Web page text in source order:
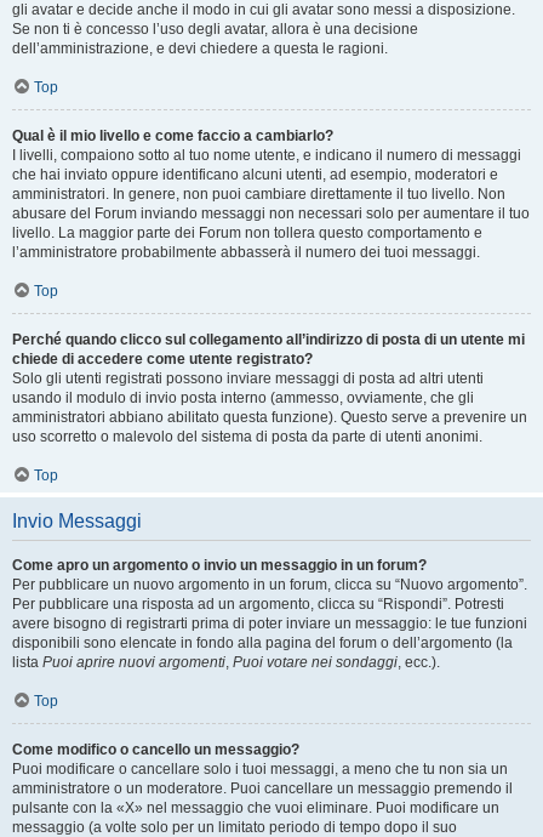
gli avatar e decide anche il modo in cui gli avatar sono messi a disposizione.
Se non ti è concesso l’uso degli avatar, allora è una decisione
dell’amministrazione, e devi chiedere a questa le ragioni.
Top
Qual è il mio livello e come faccio a cambiarlo?
I livelli, compaiono sotto al tuo nome utente, e indicano il numero di messaggi
che hai inviato oppure identificano alcuni utenti, ad esempio, moderatori e
amministratori. In genere, non puoi cambiare direttamente il tuo livello. Non
abusare del Forum inviando messaggi non necessari solo per aumentare il tuo
livello. La maggior parte dei Forum non tollera questo comportamento e
l’amministratore probabilmente abbasserà il numero dei tuoi messaggi.
Top
Perché quando clicco sul collegamento all’indirizzo di posta di un utente mi
chiede di accedere come utente registrato?
Solo gli utenti registrati possono inviare messaggi di posta ad altri utenti
usando il modulo di invio posta interno (ammesso, ovviamente, che gli
amministratori abbiano abilitato questa funzione). Questo serve a prevenire un
uso scorretto o malevolo del sistema di posta da parte di utenti anonimi.
Top
Invio Messaggi
Come apro un argomento o invio un messaggio in un forum?
Per pubblicare un nuovo argomento in un forum, clicca su “Nuovo argomento”.
Per pubblicare una risposta ad un argomento, clicca su “Rispondi”. Potresti
avere bisogno di registrarti prima di poter inviare un messaggio: le tue funzioni
disponibili sono elencate in fondo alla pagina del forum o dell’argomento (la
lista Puoi aprire nuovi argomenti, Puoi votare nei sondaggi, ecc.).
Top
Come modifico o cancello un messaggio?
Puoi modificare o cancellare solo i tuoi messaggi, a meno che tu non sia un
amministratore o un moderatore. Puoi cancellare un messaggio premendo il
pulsante con la «X» nel messaggio che vuoi eliminare. Puoi modificare un
messaggio (a volte solo per un limitato periodo di tempo dopo il suo